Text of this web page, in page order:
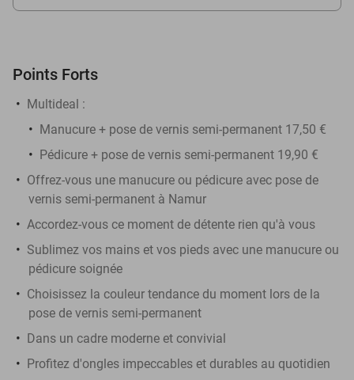
Points Forts
Multideal :
Manucure + pose de vernis semi-permanent 17,50 €
Pédicure + pose de vernis semi-permanent 19,90 €
Offrez-vous une manucure ou pédicure avec pose de
vernis semi-permanent à Namur
Accordez-vous ce moment de détente rien qu'à vous
Sublimez vos mains et vos pieds avec une manucure ou
pédicure soignée
Choisissez la couleur tendance du moment lors de la
pose de vernis semi-permanent
Dans un cadre moderne et convivial
Profitez d'ongles impeccables et durables au quotidien